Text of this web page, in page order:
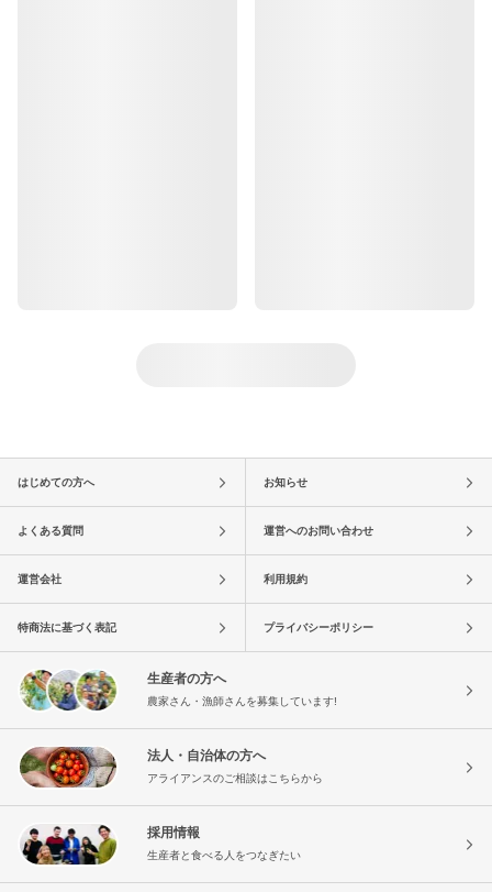
はじめての方へ お知らせ
よくある質問 運営へのお問い合わせ
運営会社 利用規約
特商法に基づく表記 プライバシーポリシー
生産者の方へ
農家さん・漁師さんを募集しています!
法人・自治体の方へ
アライアンスのご相談はこちらから
採用情報
生産者と食べる人をつなぎたい